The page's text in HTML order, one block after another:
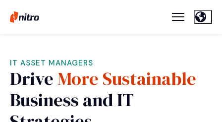
IT ASSET MANAGERS
Drive More Sustainable
Business and IT